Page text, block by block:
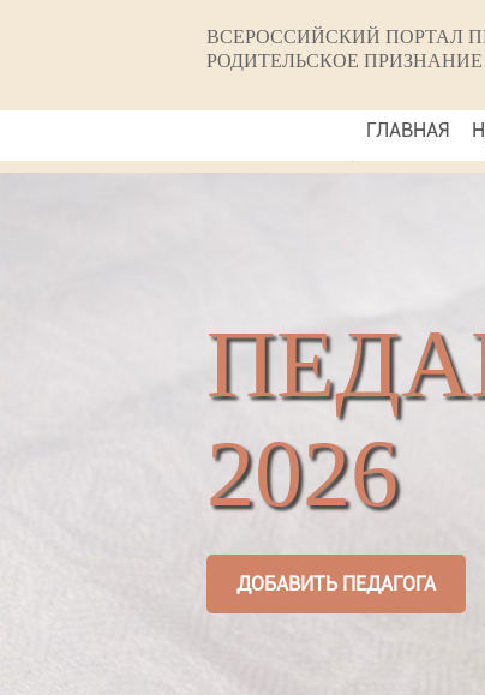
ВСЕРОССИЙСКИЙ ПОРТАЛ
РОДИТЕЛЬСКОЕ ПРИЗНАНИЕ
ГЛАВНАЯ
2026
ДОБАВИТЬ ПЕДАГОГА